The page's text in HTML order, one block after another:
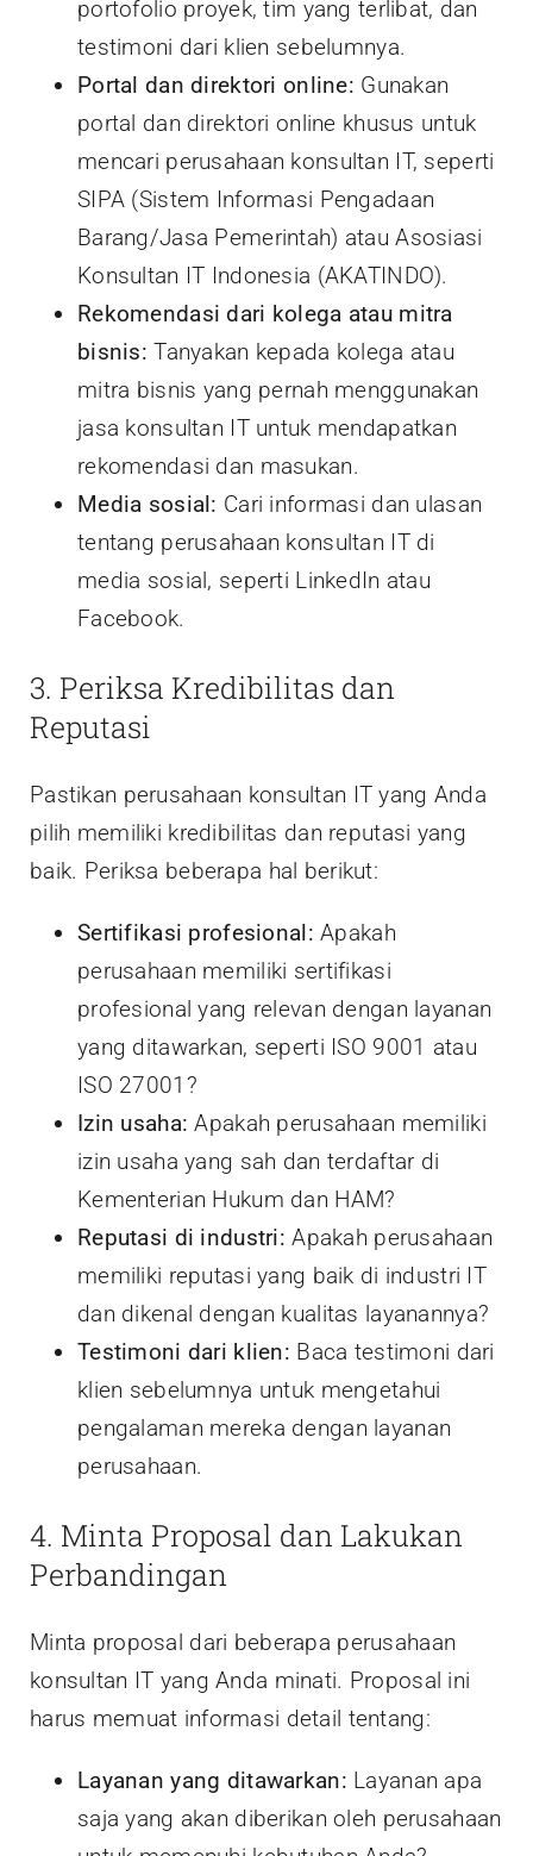
portofolio proyek, tim yang terlibat, dan
testimoni dari klien sebelumnya.
Portal dan direktori online: Gunakan
portal dan direktori online khusus untuk
mencari perusahaan konsultan IT, seperti
SIPA (Sistem Informasi Pengadaan
Barang/Jasa Pemerintah) atau Asosiasi
Konsultan IT Indonesia (AKATINDO).
Rekomendasi dari kolega atau mitra
bisnis: Tanyakan kepada kolega atau
mitra bisnis yang pernah menggunakan
jasa konsultan IT untuk mendapatkan
rekomendasi dan masukan.
Media sosial: Cari informasi dan ulasan
tentang perusahaan konsultan IT di
media sosial, seperti LinkedIn atau
Facebook.
3. Periksa Kredibilitas dan
Reputasi
Pastikan perusahaan konsultan IT yang Anda
pilih memiliki kredibilitas dan reputasi yang
baik. Periksa beberapa hal berikut:
Sertifikasi profesional: Apakah
perusahaan memiliki sertifikasi
profesional yang relevan dengan layanan
yang ditawarkan, seperti ISO 9001 atau
ISO 27001?
Izin usaha: Apakah perusahaan memiliki
izin usaha yang sah dan terdaftar di
Kementerian Hukum dan HAM?
Reputasi di industri: Apakah perusahaan
memiliki reputasi yang baik di industri IT
dan dikenal dengan kualitas layanannya?
Testimoni dari klien: Baca testimoni dari
klien sebelumnya untuk mengetahui
pengalaman mereka dengan layanan
perusahaan.
4. Minta Proposal dan Lakukan
Perbandingan
Minta proposal dari beberapa perusahaan
konsultan IT yang Anda minati. Proposal ini
harus memuat informasi detail tentang:
Layanan yang ditawarkan: Layanan apa
saja yang akan diberikan oleh perusahaan